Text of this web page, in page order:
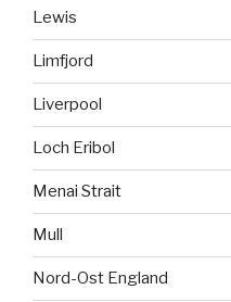
Lewis
Limfjord
Liverpool
Loch Eribol
Menai Strait
Mull
Nord-Ost England